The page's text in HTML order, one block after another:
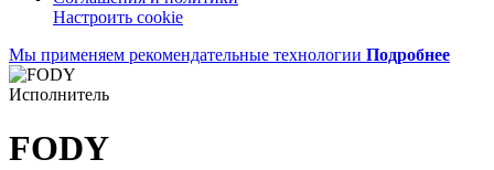
Настроить cookie
Мы применяем рекомендательные технологии Подробнее
Исполнитель
FODY